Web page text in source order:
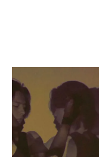
辻 大輝
空の体たち
hatoba ギャラリー